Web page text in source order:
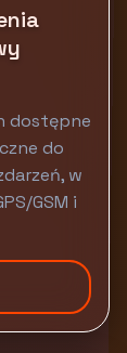
dostępne
do
w
GSM i